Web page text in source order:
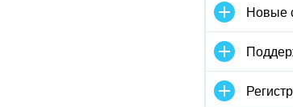
Новые